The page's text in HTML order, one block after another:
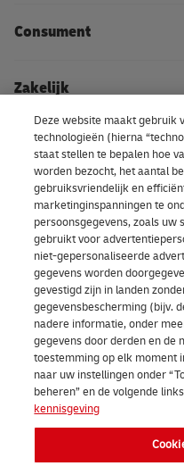
Consument
Zakelijk
Kom bij DHL
Over ons | DHL
Cookievoorkeuren
Facebook
LinkedInYoutube
2026 DHL eCommerce
Deze website maakt gebruik
technologieën (hierna
staat stellen te bepalen hoe
worden bezocht, het aantal
gebruiksvriendelijk en
marketinginspanningen te
persoonsgegevens, zoals uw
gebruikt voor
niet-gepersonaliseerde
gegevens worden
gevestigd zijn in landen
gegevensbescherming (bijv.
nadere informatie, onder
gegevens door derden en de
toestemming op elk moment
naar uw instellingen onder
beheren” en de volgende links
kennisgeving